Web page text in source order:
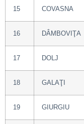
15 COVASNA
16 DÂMBOVIŢA
17 DOLJ
18 GALAŢI
19 GIURGIU